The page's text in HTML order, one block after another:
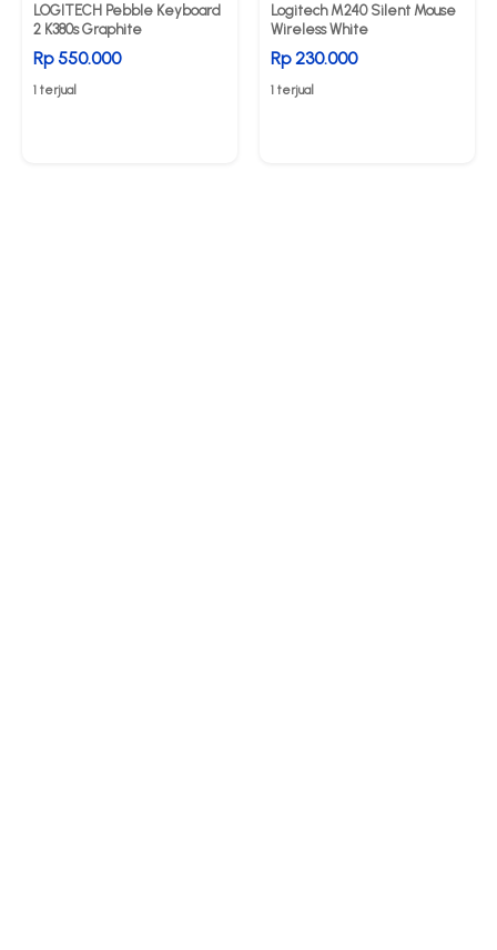
LOGITECH Pebble Keyboard
2 K380s Graphite
Rp 550.000
1 terjual
Logitech M240 Silent Mouse
Wireless White
Rp 230.000
1 terjual